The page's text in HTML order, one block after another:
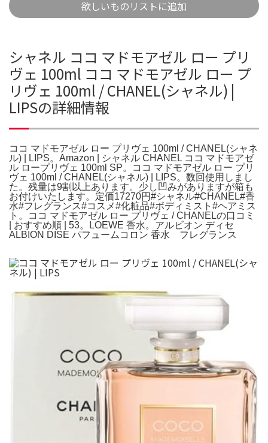
欲しいものリストに追加
シャネル ココ マドモアゼル ロー プリ
ヴェ 100ml ココ マドモアゼル ロー プ
リヴェ 100ml / CHANEL(シャネル) |
LIPSの詳細情報
ココ マドモアゼル ロー プリヴェ 100ml / CHANEL(シャネ
ル) | LIPS。Amazon | シャネル CHANEL ココ マドモアゼ
ル ロープリヴェ 100ml SP。ココ マドモアゼル ロー プリ
ヴェ 100ml / CHANEL(シャネル) | LIPS。数回使用しまし
た。残量は9割以上あります。少し凹みがありますが箱も
お付けいたします。定価17270円#シャネル#CHANEL#香
水#フレグランス#コスメ#化粧品#ボディミスト#ヘアミス
ト。ココ マドモアゼル ロー プリヴェ / CHANELの口コミ
| おすすめ順 | 53。LOEWE 香水。アルビオン ディセ
ALBION DISE パフュームコロン 香水 フレグランス